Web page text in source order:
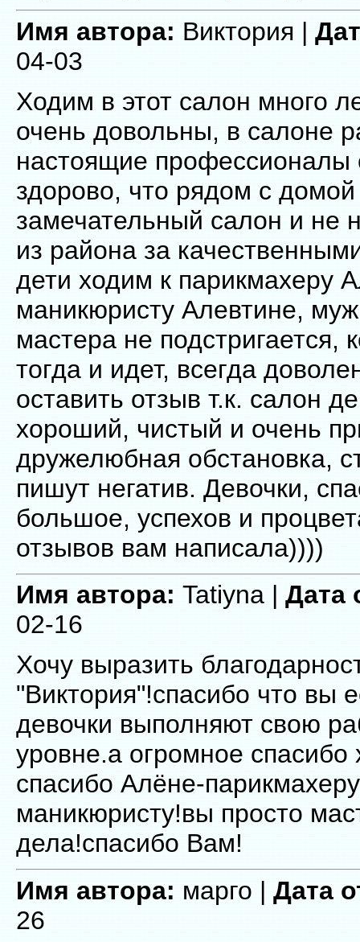
Имя автора:Виктория |
04-03
Ходим в этот салон много
очень довольны, в салоне
настоящие профессионалы
здорово, что рядом с домой
замечательный салон и не
из района за
дети ходим к парикмахеру
маникюристу Алевтине, муж
мастера не подстригается,
тогда и идет, всегда
оставить отзыв т.к. салон
хороший, чистый и очень
дружелюбная обстановка,
пишут негатив. Девочки,
большое, успехов и
отзывов вам написала))))
Имя автора:Tatiyna |Дата
02-16
Хочу выразить
"Виктория"!спасибо что вы
девочки выполняют свою
уровне.а огромное спасибо
спасибо Алёне-
маникюристу!вы просто
дела!спасибо Вам!
Имя автора:марго |Дата
26